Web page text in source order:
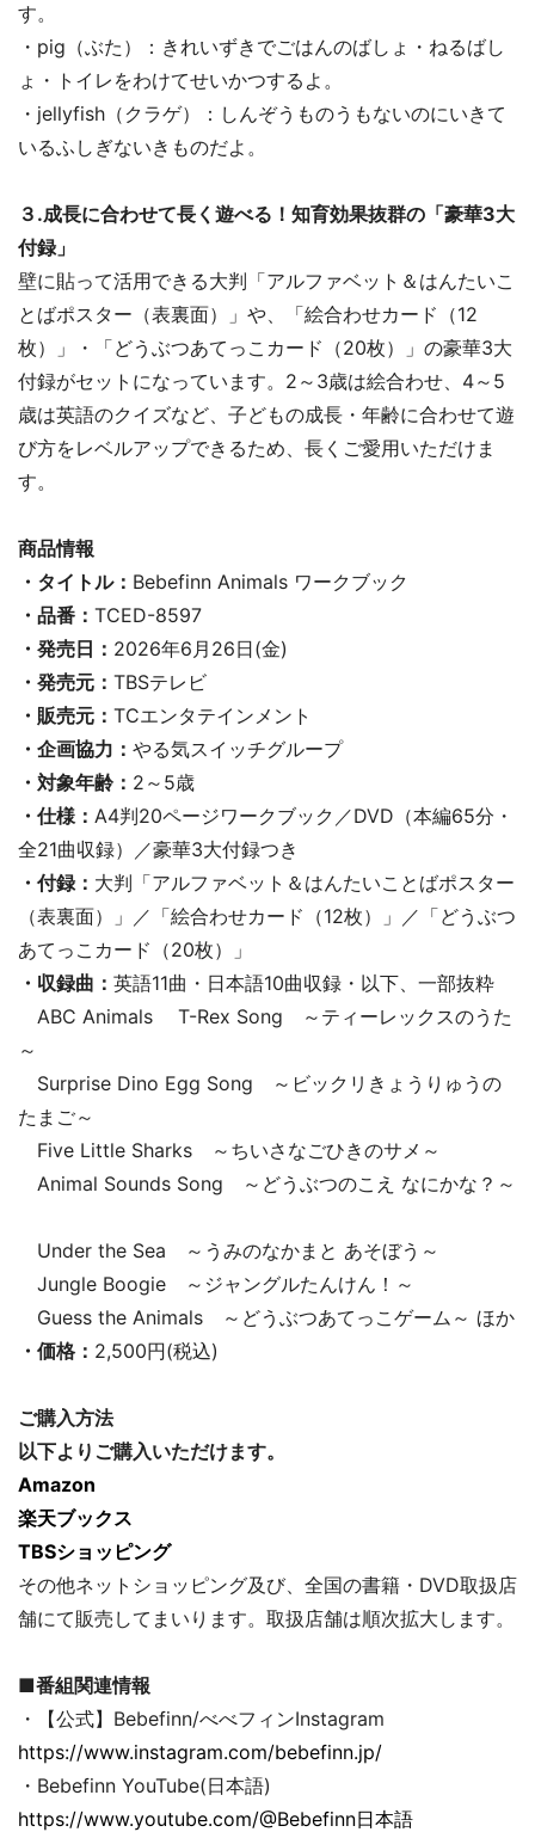
す。
・pig（ぶた）：きれいずきでごはんのばしょ・ねるばし
ょ・トイレをわけてせいかつするよ。
・jellyfish（クラゲ）：しんぞうものうもないのにいきて
いるふしぎないきものだよ。
３.成長に合わせて長く遊べる！知育効果抜群の「豪華3大
付録」
壁に貼って活用できる大判「アルファベット＆はんたいこ
とばポスター（表裏面）」や、「絵合わせカード（12
枚）」・「どうぶつあてっこカード（20枚）」の豪華3大
付録がセットになっています。2～3歳は絵合わせ、4～5
歳は英語のクイズなど、子どもの成長・年齢に合わせて遊
び方をレベルアップできるため、長くご愛用いただけま
す。
商品情報
・タイトル： Bebefinn Animals ワークブック
・品番： TCED-8597
・発売日： 2026年6月26日(金)
・発売元： TBSテレビ
・販売元： TCエンタテインメント
・企画協力： やる気スイッチグループ
・対象年齢： 2～5歳
・仕様： A4判20ページワークブック／DVD（本編65分・
全21曲収録）／豪華3大付録つき
・付録： 大判「アルファベット＆はんたいことばポスター
（表裏面）」／「絵合わせカード（12枚）」／「どうぶつ
あてっこカード（20枚）」
・収録曲： 英語11曲・日本語10曲収録・以下、一部抜粋
ABC Animals T-Rex Song ～ティーレックスのうた
～
Surprise Dino Egg Song ～ビックリきょうりゅうの
たまご～
Five Little Sharks ～ちいさなごひきのサメ～
Animal Sounds Song ～どうぶつのこえ なにかな？～
Under the Sea ～うみのなかまと あそぼう～
Jungle Boogie ～ジャングルたんけん！～
Guess the Animals ～どうぶつあてっこゲーム～ ほか
・価格： 2,500円(税込)
ご購入方法
以下よりご購入いただけます。
Amazon
楽天ブックス
TBSショッピング
その他ネットショッピング及び、全国の書籍・DVD取扱店
舗にて販売してまいります。取扱店舗は順次拡大します。
■番組関連情報
・【公式】Bebefinn/べべフィンInstagram
https://www.instagram.com/bebefinn.jp/
・Bebefinn YouTube(日本語)
https://www.youtube.com/@Bebefinn日本語